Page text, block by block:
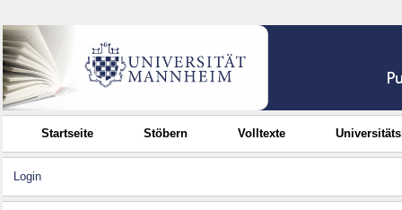
Startseite Stöbern Volltexte
Login